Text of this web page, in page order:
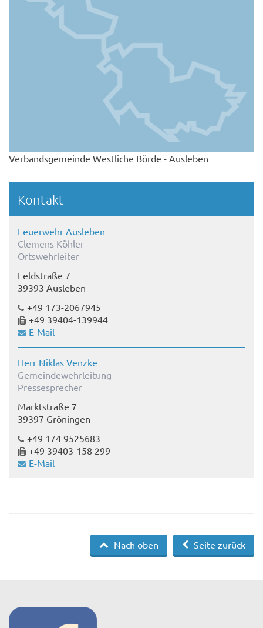
Verbandsgemeinde Westliche Börde - Ausleben
Kontakt
Feuerwehr Ausleben
Clemens Köhler
Ortswehrleiter
Feldstraße 7
39393 Ausleben
+49 173-2067945
+49 39404-139944
E-Mail
Herr Niklas Venzke
Gemeindewehrleitung
Pressesprecher
Marktstraße 7
39397 Gröningen
+49 174 9525683
+49 39403-158 299
E-Mail
Seite zurück
Nach oben